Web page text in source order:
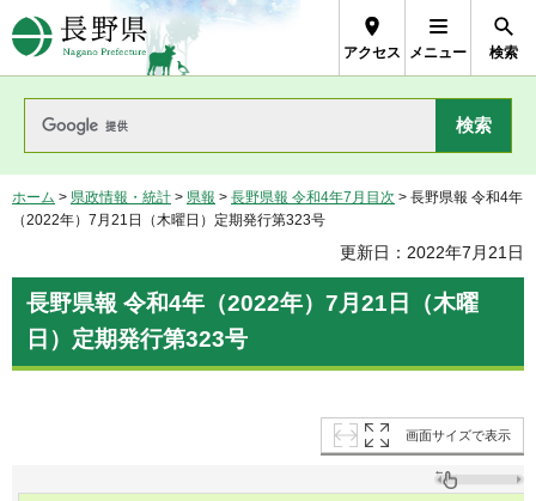
長野県Nagano Prefecture
アクセス メニュー 検索
ホーム > 県政情報・統計 > 県報 > 長野県報 令和4年7月目次 > 長野県報 令和4年
（2022年）7月21日（木曜日）定期発行第323号
更新日：2022年7月21日
長野県報 令和4年（2022年）7月21日（木曜
日）定期発行第323号
画面サイズで表示